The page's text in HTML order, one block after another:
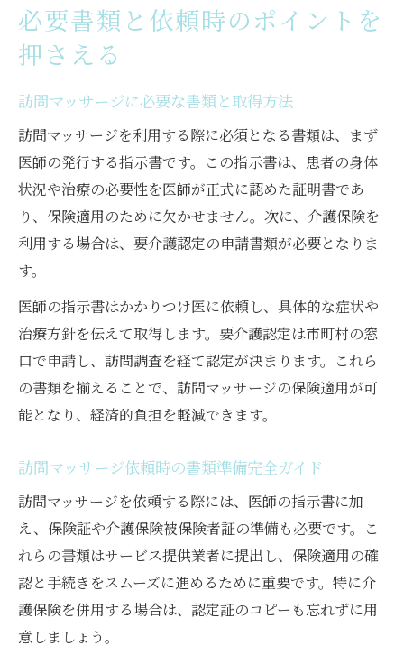
必要書類と依頼時のポイントを
押さえる
訪問マッサージに必要な書類と取得方法
訪問マッサージを利用する際に必須となる書類は、まず
医師の発行する指示書です。この指示書は、患者の身体
状況や治療の必要性を医師が正式に認めた証明書であ
り、保険適用のために欠かせません。次に、介護保険を
利用する場合は、要介護認定の申請書類が必要となりま
す。
医師の指示書はかかりつけ医に依頼し、具体的な症状や
治療方針を伝えて取得します。要介護認定は市町村の窓
口で申請し、訪問調査を経て認定が決まります。これら
の書類を揃えることで、訪問マッサージの保険適用が可
能となり、経済的負担を軽減できます。
訪問マッサージ依頼時の書類準備完全ガイド
訪問マッサージを依頼する際には、医師の指示書に加
え、保険証や介護保険被保険者証の準備も必要です。こ
れらの書類はサービス提供業者に提出し、保険適用の確
認と手続きをスムーズに進めるために重要です。特に介
護保険を併用する場合は、認定証のコピーも忘れずに用
意しましょう。